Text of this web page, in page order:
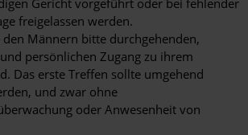
freigelassen werden.
den Männern bitte durchgehenden,
persönlichen Zugang zu ihrem
Das erste Treffen sollte umgehend
und zwar ohne
oder Anwesenheit von